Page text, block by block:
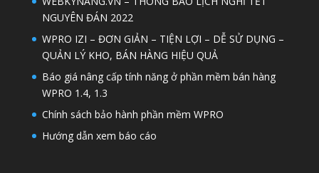
NGUYÊN ĐÁN 2022
WPRO IZI – ĐƠN GIẢN – TIỆN LỢI – DỄ SỬ DỤNG –
QUẢN LÝ KHO, BÁN HÀNG HIỆU QUẢ
Báo giá nâng cấp tính năng ở phần mềm bán hàng
WPRO 1.4, 1.3
Chính sách bảo hành phần mềm WPRO
Hướng dẫn xem báo cáo